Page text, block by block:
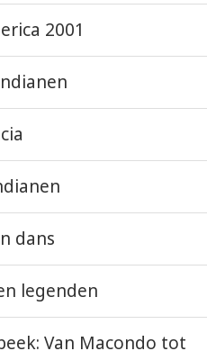
2001
dans
legenden
Van Macondo tot